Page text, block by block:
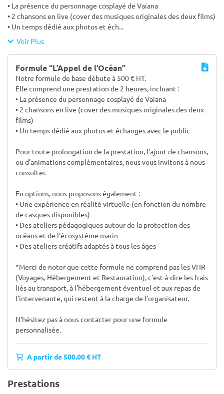
• La présence du personnage cosplayé de Vaiana
• 2 chansons en live (cover des musiques originales des deux films)
• Un temps dédié aux photos et éch...
Voir Plus
Formule “L’Appel de l’Océan”
Notre formule de base débute à 500 € HT.
Elle comprend une prestation de 2 heures, incluant :
• La présence du personnage cosplayé de Vaiana
• 2 chansons en live (cover des musiques originales des deux
films)
• Un temps dédié aux photos et échanges avec le public
Pour toute prolongation de la prestation, l’ajout de chansons,
ou d’animations complémentaires, nous vous invitons à nous
consulter.
En options, nous proposons également :
• Une expérience en réalité virtuelle (en fonction du nombre
de casques disponibles)
• Des ateliers pédagogiques autour de la protection des
océans et de l’écosystème marin
• Des ateliers créatifs adaptés à tous les âges
*Merci de noter que cette formule ne comprend pas les VHR
(Voyages, Hébergement et Restauration), c’est-à-dire les frais
liés au transport, à l’hébergement éventuel et aux repas de
l’intervenante, qui restent à la charge de l’organisateur.
N’hésitez pas à nous contacter pour une formule
personnalisée.
A partir de 500.00 € HT
Prestations